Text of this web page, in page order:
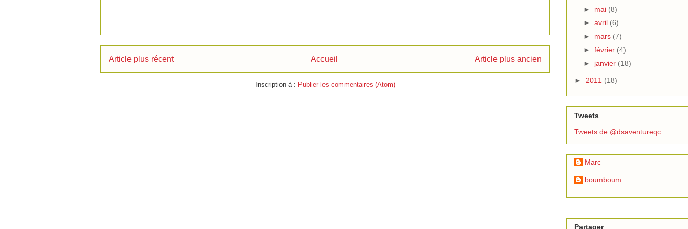
Article plus récent Article plus ancien
Accueil
Inscription à : Publier les commentaires (Atom)
► mai (8)
► avril (6)
► mars (7)
► février (4)
► janvier (18)
► 2011 (18)
Tweets
Tweets de @dsaventureqc
Marc
boumboum
Partager